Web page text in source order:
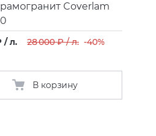
Coverlam
/ л. 28 000 ₽ / л. -40%
В корзину